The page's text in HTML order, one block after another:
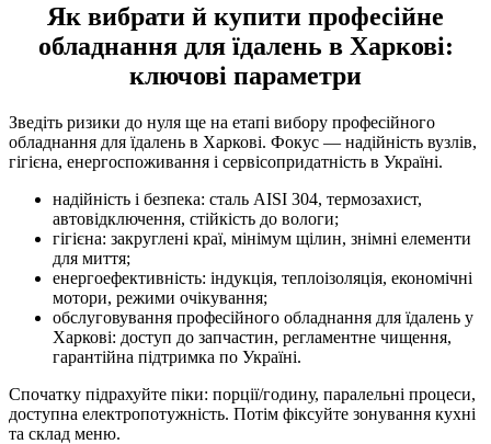
Як вибрати й купити професійне
обладнання для їдалень в Харкові:
ключові параметри
Зведіть ризики до нуля ще на етапі вибору професійного
обладнання для їдалень в Харкові. Фокус — надійність вузлів,
гігієна, енергоспоживання і сервісопридатність в Україні.
надійність і безпека: сталь AISI 304, термозахист,
автовідключення, стійкість до вологи;
гігієна: закруглені краї, мінімум щілин, знімні елементи
для миття;
енергоефективність: індукція, теплоізоляція, економічні
мотори, режими очікування;
обслуговування професійного обладнання для їдалень у
Харкові: доступ до запчастин, регламентне чищення,
гарантійна підтримка по Україні.
Спочатку підрахуйте піки: порції/годину, паралельні процеси,
доступна електропотужність. Потім фіксуйте зонування кухні
та склад меню.